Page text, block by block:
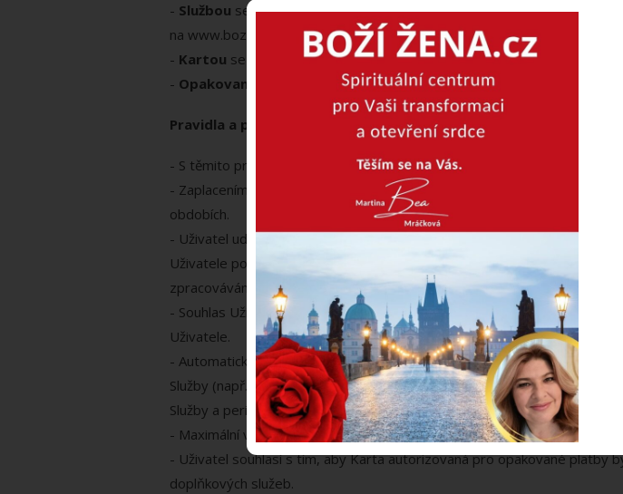
- Službou se rozumí plnění Poskytovatele spočívající v poskytnutí služeb
na www.bozizena.cz.
- Kartou se rozumí platební karta Uživatele (debetní či kreditní) s
- Opakovanými platbami rozumíme platby za služby automaticky
Pravidla a parametry opakovaných plateb za členství v Klubu Boží
- S těmito pravidly opakovaných plateb je Uživatel seznámen v
- Zaplacením Služby Kartou dává Uživatel souhlas k autorizaci použité
obdobích.
- Uživatel uděluje souhlas s uložením platebních údajů na straně
Uživatele podle mezinárodního bezpečnostního standardu PCI-DSS
zpracovávání platebních karet). Poskytovatel Služby nemá k údajům o
- Souhlas Uživatele s opakovanými platbami trvá po dobu čerpání
Uživatele.
- Automaticky strhávaná částka a perioda opakovaných plateb
Služby (např. typ členství a jeho období), budou odpovídajícím
Služby a perioda platby).
- Maximální výše strhávané platby je 10.000 Kč.
- Uživatel souhlasí s tím, aby Karta autorizovaná pro opakované platby
doplňkových služeb.